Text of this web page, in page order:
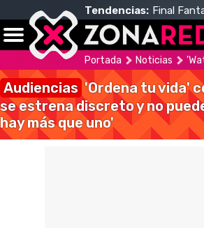
Tendencias: Final
Portada Noticias
Audiencias 'Ordena tu vida'
se estrena discreto y no
hay más que uno'